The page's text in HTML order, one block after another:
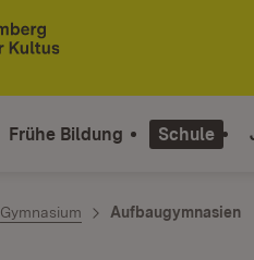
Frühe Bildung Schule
Gymnasium Aufbaugymnasien